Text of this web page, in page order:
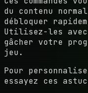
du contenu
débloquer
Utilisez-les avec
gâcher votre
jeu.
Pour
essayez ces